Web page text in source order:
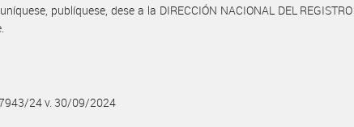
publíquese, dese a la DIRECCIÓN NACIONAL DEL REGISTRO
24 v. 30/09/2024